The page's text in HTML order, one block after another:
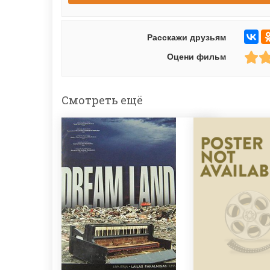
Расскажи друзьям
Оцени фильм
Смотреть ещё